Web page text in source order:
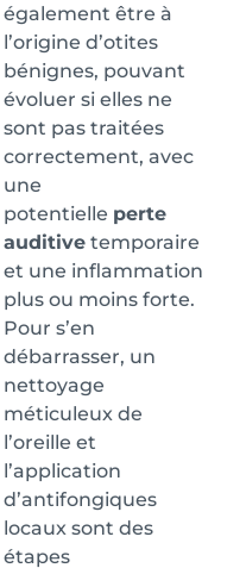
également être à
l’origine d’otites
bénignes, pouvant
évoluer si elles ne
sont pas traitées
correctement, avec
une
potentielle perte
auditive temporaire
et une inflammation
plus ou moins forte.
Pour s’en
débarrasser, un
nettoyage
méticuleux de
l’oreille et
l’application
d’antifongiques
locaux sont des
étapes